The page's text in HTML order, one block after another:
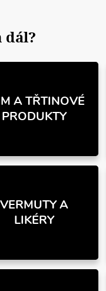
dál?
A TŘTINOVÉ
PRODUKTY
VERMUTY A
LIKÉRY